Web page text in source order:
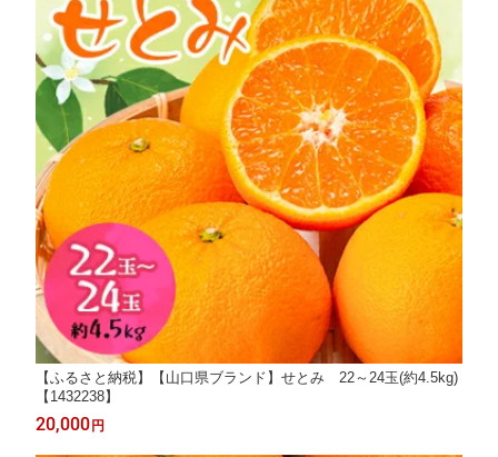
【ふるさと納税】【山口県ブランド】せとみ 22～24玉(約4.5kg)
【1432238】
20,000 円